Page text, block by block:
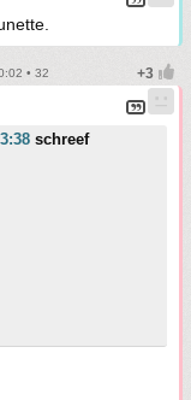
• 32
schreef